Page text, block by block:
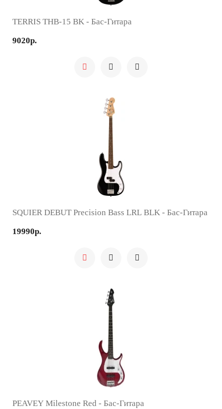
TERRIS THB-15 BK - Бас-Гитара
9020р.
SQUIER DEBUT Precision Bass LRL BLK - Бас-Гитара
19990р.
PEAVEY Milestone Red - Бас-Гитара